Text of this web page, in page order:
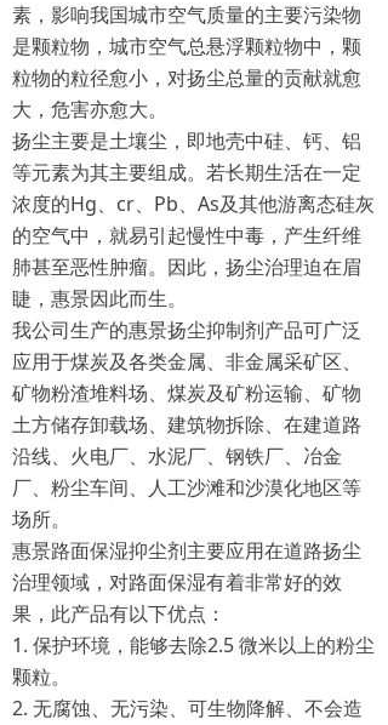
素，影响我国城市空气质量的主要污染物
是颗粒物，城市空气总悬浮颗粒物中，颗
粒物的粒径愈小，对扬尘总量的贡献就愈
大，危害亦愈大。
扬尘主要是土壤尘，即地壳中硅、钙、铝
等元素为其主要组成。若长期生活在一定
浓度的Hg、cr、Pb、As及其他游离态硅灰
的空气中，就易引起慢性中毒，产生纤维
肺甚至恶性肿瘤。因此，扬尘治理迫在眉
睫，惠景因此而生。
我公司生产的惠景扬尘抑制剂产品可广泛
应用于煤炭及各类金属、非金属采矿区、
矿物粉渣堆料场、煤炭及矿粉运输、矿物
土方储存卸载场、建筑物拆除、在建道路
沿线、火电厂、水泥厂、钢铁厂、冶金
厂、粉尘车间、人工沙滩和沙漠化地区等
场所。
惠景路面保湿抑尘剂主要应用在道路扬尘
治理领域，对路面保湿有着非常好的效
果，此产品有以下优点：
1. 保护环境，能够去除2.5 微米以上的粉尘
颗粒。
2. 无腐蚀、无污染、可生物降解、不会造